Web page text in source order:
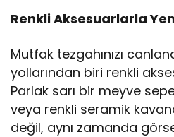
Renkli Aksesuarlarla
Mutfak tezgahınızı
yollarından biri renkli
Parlak sarı bir meyve
veya renkli seramik
değil, aynı zamanda